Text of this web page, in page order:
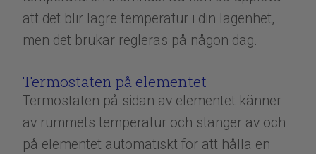
att det blir lägre temperatur i din lägenhet,
men det brukar regleras på någon dag.
Termostaten på elementet
Termostaten på sidan av elementet känner
av rummets temperatur och stänger av och
på elementet automatiskt för att hålla en